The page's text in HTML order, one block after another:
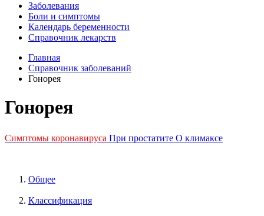
Заболевания
Боли и симптомы
Календарь беременности
Справочник лекарств
Главная
Справочник заболеваний
Гонорея
Гонорея
Симптомы коронавируса При простатите О климаксе
Общее
Классификация